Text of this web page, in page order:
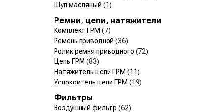
Щуп масляный (1)
Ремни, цепи, натяжители
Комплект ГРМ (7)
Ремень приводной (36)
Ролик ремня приводного (72)
Цепь ГРМ (83)
Натяжитель цепи ГРМ (11)
Успокоитель цепи ГРМ (19)
Фильтры
Воздушный фильтр (62)